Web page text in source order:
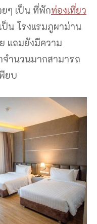
ๆ เป็น ที่พักท่องเที่ยว
น โรงแรมภูผาม่าน
แถมยังมีความ
ำนวนมากสามารถ
ยบ